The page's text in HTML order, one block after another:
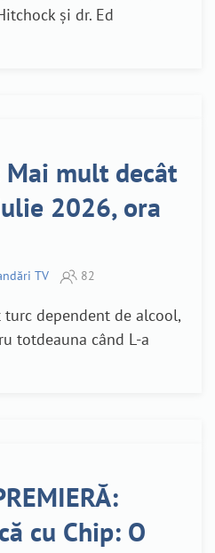
și dr. Ed
Mai mult decât
2026, ora
TV 82
dependent de alcool,
totdeauna când L-a
cu Chip: O